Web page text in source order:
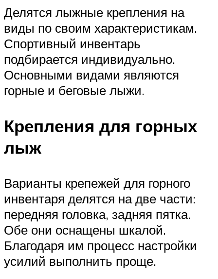
Делятся лыжные крепления на
виды по своим характеристикам.
Спортивный инвентарь
подбирается индивидуально.
Основными видами являются
горные и беговые лыжи.
Крепления для горных
лыж
Варианты крепежей для горного
инвентаря делятся на две части:
передняя головка, задняя пятка.
Обе они оснащены шкалой.
Благодаря им процесс настройки
усилий выполнить проще.